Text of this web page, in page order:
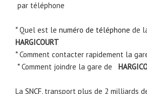
par téléphone
* Quel est le numéro de téléphone de
HARGICOURT
* Comment contacter rapidement la
* Comment joindre la gare de
La SNCF, transport plus de 2 milliards